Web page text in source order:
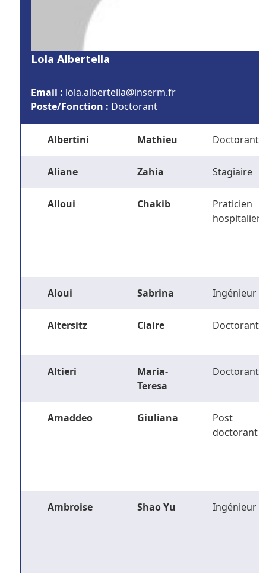
Lola Albertella
Email : rf.mresni@alletrebla.alol
Poste/Fonction : Doctorant
Albertini Mathieu Doctorant
Aliane Zahia Stagiaire
Alloui Chakib
Praticien
hospitalier
Aloui Sabrina Ingénieur
Altersitz Claire Doctorant
Altieri
Maria-
Teresa
Doctorant
Amaddeo Giuliana
Post
doctorant
Ambroise Shao Yu Ingénieur